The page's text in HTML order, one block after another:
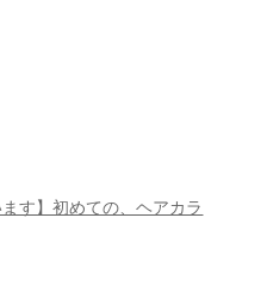
す】初めての、ヘアカラ